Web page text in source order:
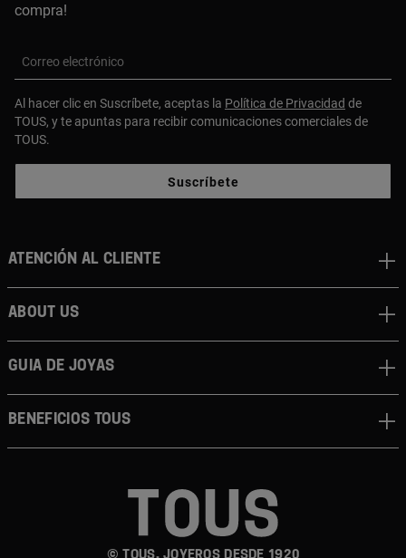
compra!
Correo electrónico
Al hacer clic en Suscríbete, aceptas la Política de Privacidad de
TOUS, y te apuntas para recibir comunicaciones comerciales de
TOUS.
Suscríbete
© TOUS, JOYEROS DESDE 1920
Atención al cliente
About us
Guia de joyas
Beneficios TOUS